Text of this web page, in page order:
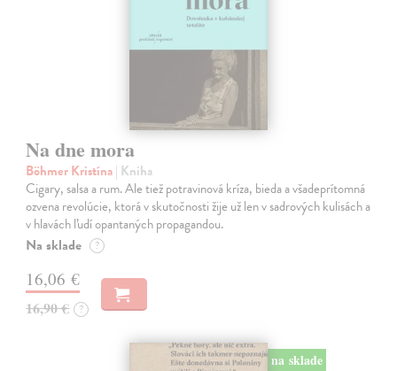
Na dne mora
Böhmer Kristína| Kniha
Cigary, salsa a rum. Ale tiež potravinová kríza, bieda a všadeprítomná
ozvena revolúcie, ktorá v skutočnosti žije už len v sadrových kulisách a
v hlavách ľudí opantaných propagandou.
Na sklade ?
16,06 €
16,90 € ?
na sklade